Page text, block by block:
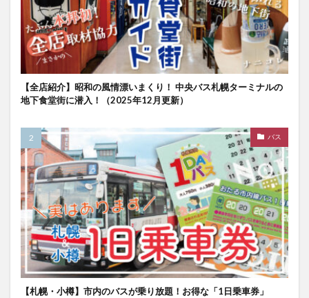
【全店紹介】昭和の風情漂いまくり！ 中央バス札幌ターミナルの
地下食堂街に潜入！（2025年12月更新）
バス
【札幌・小樽】市内のバスが乗り放題！お得な「1日乗車券」